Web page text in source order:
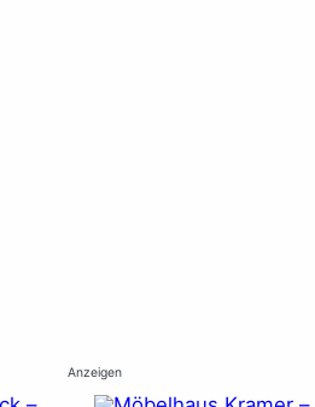
Anzeigen